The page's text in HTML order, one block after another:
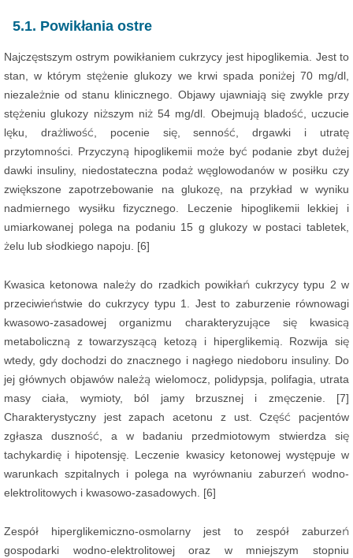
5.1. Powikłania ostre
Najczęstszym ostrym powikłaniem cukrzycy jest hipoglikemia. Jest to
stan, w którym stężenie glukozy we krwi spada poniżej 70 mg/dl,
niezależnie od stanu klinicznego. Objawy ujawniają się zwykle przy
stężeniu glukozy niższym niż 54 mg/dl. Obejmują bladość, uczucie
lęku, drażliwość, pocenie się, senność, drgawki i utratę
przytomności. Przyczyną hipoglikemii może być podanie zbyt dużej
dawki insuliny, niedostateczna podaż węglowodanów w posiłku czy
zwiększone zapotrzebowanie na glukozę, na przykład w wyniku
nadmiernego wysiłku fizycznego. Leczenie hipoglikemii lekkiej i
umiarkowanej polega na podaniu 15 g glukozy w postaci tabletek,
żelu lub słodkiego napoju. [6]
Kwasica ketonowa należy do rzadkich powikłań cukrzycy typu 2 w
przeciwieństwie do cukrzycy typu 1. Jest to zaburzenie równowagi
kwasowo-zasadowej organizmu charakteryzujące się kwasicą
metaboliczną z towarzyszącą ketozą i hiperglikemią. Rozwija się
wtedy, gdy dochodzi do znacznego i nagłego niedoboru insuliny. Do
jej głównych objawów należą wielomocz, polidypsja, polifagia, utrata
masy ciała, wymioty, ból jamy brzusznej i zmęczenie. [7]
Charakterystyczny jest zapach acetonu z ust. Część pacjentów
zgłasza duszność, a w badaniu przedmiotowym stwierdza się
tachykardię i hipotensję. Leczenie kwasicy ketonowej występuje w
warunkach szpitalnych i polega na wyrównaniu zaburzeń wodno-
elektrolitowych i kwasowo-zasadowych. [6]
Zespół hiperglikemiczno-osmolarny jest to zespół zaburzeń
gospodarki wodno-elektrolitowej oraz w mniejszym stopniu